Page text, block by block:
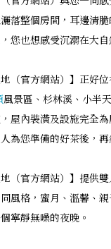
落整個房間，耳邊清
您也想感受沉溺在大
（官方網站）】正好
風景區、杉林溪、小半
屋內裝潢及設施完全
為您準備的好茶後，再
（官方網站）】提供
風格，蜜月、溫馨、
寧靜無噪的夜晚。